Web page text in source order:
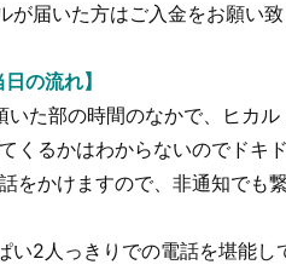
が届いた方はご入金をお願い致
の流れ】
いた部の時間のなかで、ヒカ
くるかはわからないのでドキ
をかけますので、非通知でも
い2人っきりでの電話を堪能し